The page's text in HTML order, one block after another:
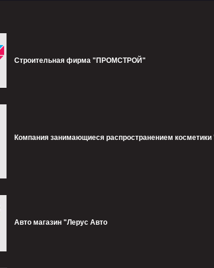
Строительная фирма "ПРОМСТРОЙ"
Компания занимающиеся распространением косметики
Авто магазин "Лерус Авто